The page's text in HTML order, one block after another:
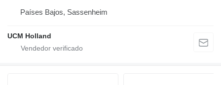
Países Bajos, Sassenheim
UCM Holland